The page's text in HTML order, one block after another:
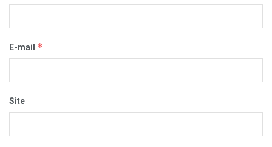
E-mail *
Site